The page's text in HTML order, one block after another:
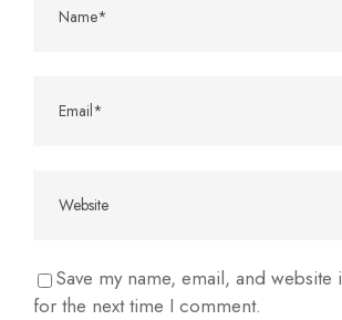
Save my name, email, and
for the next time I comment.